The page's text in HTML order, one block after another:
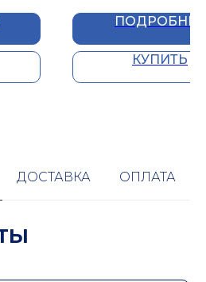
ПОДРОБНЕЕ
КУПИТЬ
ДОСТАВКА ОПЛАТА